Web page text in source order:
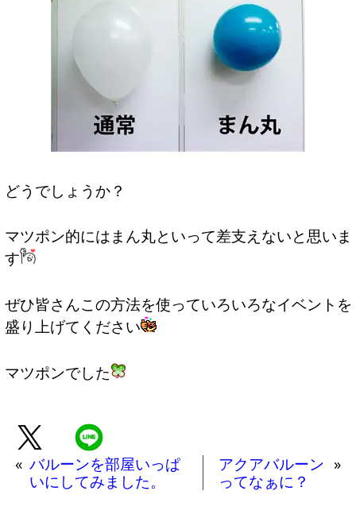
どうでしょうか？
マツポン的にはまん丸といって差支えないと思いま
す
ぜひ皆さんこの方法を使っていろいろなイベントを
盛り上げてください
マツポンでした
« バルーンを部屋いっぱ
いにしてみました。
アクアバルーン
ってなぁに？
»